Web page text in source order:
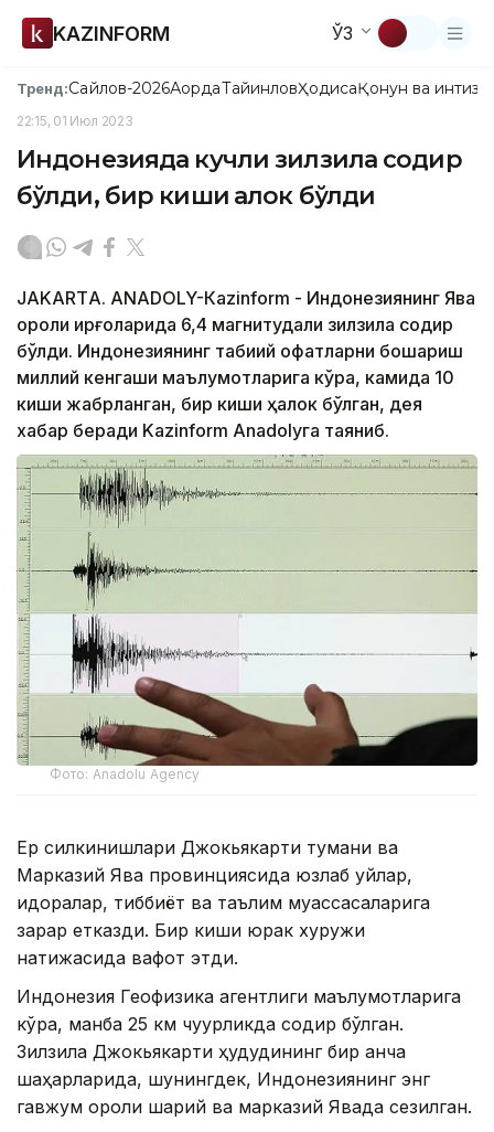
KAZINFORM ЎЗ
Тренд:Сайлов-2026АқордаТайинловҲодисаҚонун ва
22:15, 01 Июл 2023
Индонезияда кучли зилзила содир
бўлди, бир киши ҳалок бўлди
JAKARTА. АNADOLY-Кazinform - Индонезиянинг Ява
ороли қирғоқларида 6,4 магнитудали зилзила содир
бўлди. Индонезиянинг табиий офатларни бошқариш
миллий кенгаши маълумотларига кўра, камида 10
киши жабрланган, бир киши ҳалок бўлган, дея
хабар беради Kazinform Аnadolyга таяниб.
Фото: Anadolu Agency
Ер силкинишлари Джокьякарти тумани ва
Марказий Ява провинциясида юзлаб уйлар,
идоралар, тиббиёт ва таълим муассасаларига
зарар етказди. Бир киши юрак хуружи
натижасида вафот этди.
Индонезия Геофизика агентлиги маълумотларига
кўра, манба 25 км чуқурликда содир бўлган.
Зилзила Джокьякарти ҳудудининг бир қанча
шаҳарларида, шунингдек, Индонезиянинг энг
гавжум ороли шарқий ва марказий Явада сезилган.